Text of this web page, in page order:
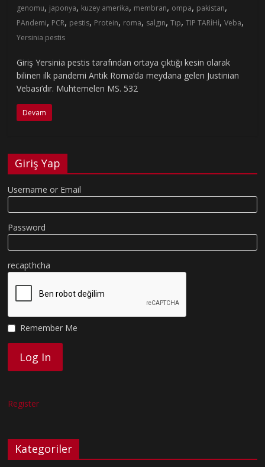
genomu, japonya, kuzey amerika, membran, ompa, pakistan,
PAndemi, PCR, pestis, Protein, roma, salgın,Tıp,TIP TARİHİ,Veba,
Yersinia pestis
Giriş Yersinia pestis tarafından ortaya çıktığı kesin olarak
bilinen ilk pandemi Antik Roma’da meydana gelen Justinian
Vebası’dır. Muhtemelen MS. 532
Devam
Giriş Yap
Username or Email
Password
recapthcha
Remember Me
Register
Kategoriler